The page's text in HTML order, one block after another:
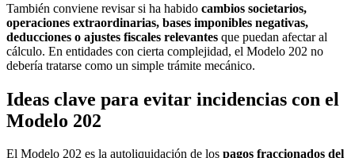
También conviene revisar si ha habido cambios societarios,
operaciones extraordinarias, bases imponibles negativas,
deducciones o ajustes fiscales relevantes que puedan afectar al
cálculo. En entidades con cierta complejidad, el Modelo 202 no
debería tratarse como un simple trámite mecánico.
Ideas clave para evitar incidencias con el
Modelo 202
El Modelo 202 es la autoliquidación de los pagos fraccionados del